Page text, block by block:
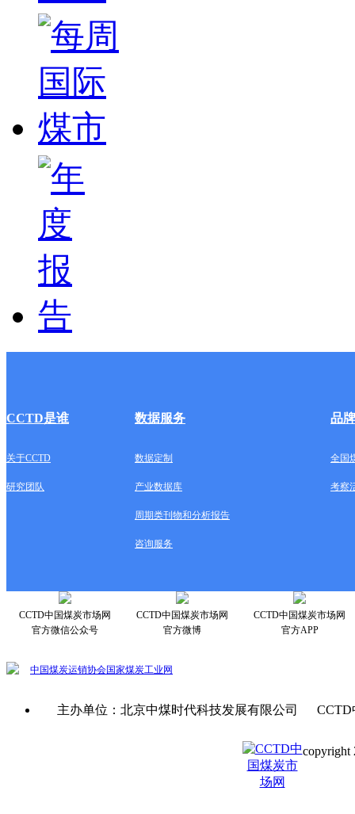
CCTD是谁 数据服务 品
关于CCTD 数据定制 全国
研究团队 产业数据库 考察
周期类刊物和分析报告
咨询服务
CCTD中国煤炭市场网
官方微信公众号
CCTD中国煤炭市场网
官方微博
CCTD中国煤炭市场网
官方APP
中国煤炭运销协会国家煤炭工业网
主办单位：北京中煤时代科技发展有限公司
copyright